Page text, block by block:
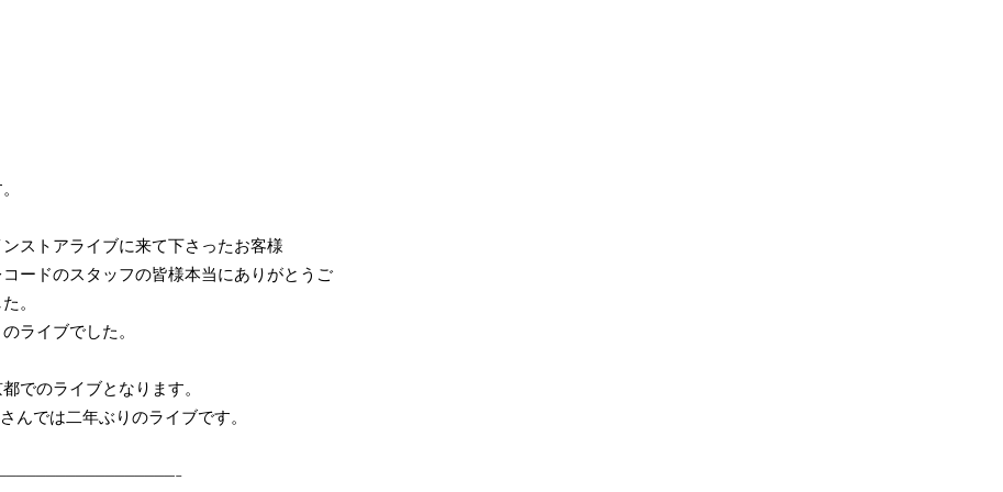
ストアライブに来て下さったお客様
コードのスタッフの皆様本当にありがとうご
。
ライブでした。
でのライブとなります。
んでは二年ぶりのライブです。